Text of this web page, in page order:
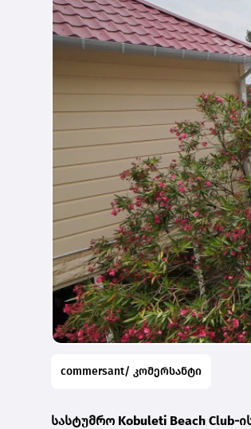
commersant/ კომერსანტი
სასტუმრო Kobuleti Beach Club-